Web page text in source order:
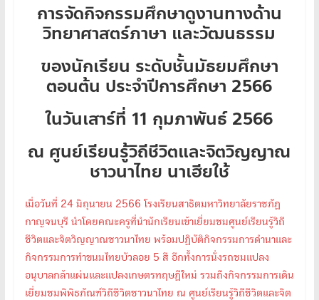
การจัดกิจกรรมศึกษาดูงานทางด้าน
วิทยาศาสตร์ภาษา และวัฒนธรรม
ของนักเรียน ระดับชั้นมัธยมศึกษา
ตอนต้น ประจำปีการศึกษา 2566
ในวันเสาร์ที่ 11 กุมภาพันธ์ 2566
ณ ศูนย์เรียนรู้วิถีชีวิตและจิตวิญญาณ
ชาวนาไทย นาเฮียใช้
เมื่อวันที่ 24 มิถุนายน 2566 โรงเรียนสาธิตมหาวิทยาลัยราชภัฏ
กาญจนบุรี นำโดยคณะครูที่นำนักเรียนเข้าเยี่ยมชมศูนย์เรียนรู้วิถี
ชีวิตและจิตวิญญาณชาวนาไทย พร้อมปฏิบัติกิจกรรมการดำนาและ
กิจกรรมการทำขนมไทยบัวลอย 5 สี อีกทั้งการนั่งรถชมแปลง
อนุบาลกล้าแผ่นและแปลงเกษตรทฤษฏีใหม่ รวมถึงกิจกรรมการเดิน
เยี่ยมชมพิพิธภัณฑ์วิถีชีวิตชาวนาไทย ณ ศูนย์เรียนรู้วิถีชีวิตและจิต